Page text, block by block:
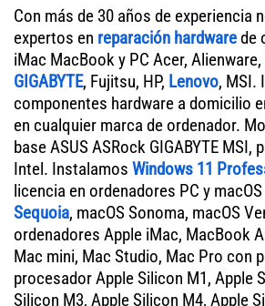
Con más de 30 años de experiencia
expertos en reparación hardwarede
iMac MacBook y PC Acer, Alienware,
GIGABYTE, Fujitsu, HP, Lenovo, MSI.
componentes hardware a domicilio
en cualquier marca de ordenador.
base ASUS ASRock GIGABYTE MSI,
Intel. Instalamos Windows 11
licencia en ordenadores PC y
Sequoia, macOS Sonoma, macOS
ordenadores Apple iMac, MacBook
Mac mini, Mac Studio, Mac Pro con
procesador Apple Silicon M1, Apple
Silicon M3, Apple Silicon M4, Apple